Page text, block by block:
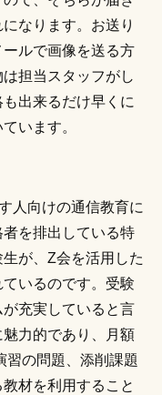
なります。お送り
ルで画像を送る方
担当スタッフがし
出来るだけ早くに
います。
人向けの通信教育に
を排出している特
が、Z会を活用した
ているのです。受験
充実していると言
力的であり、月額
習の問題、添削課題
材を利用すること